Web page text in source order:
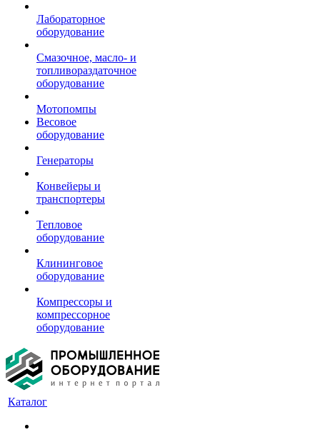
Лабораторное
оборудование
Смазочное, масло- и
топливораздаточное
оборудование
Мотопомпы
Весовое
оборудование
Генераторы
Конвейеры и
транспортеры
Тепловое
оборудование
Клининговое
оборудование
Компрессоры и
компрессорное
оборудование
Каталог